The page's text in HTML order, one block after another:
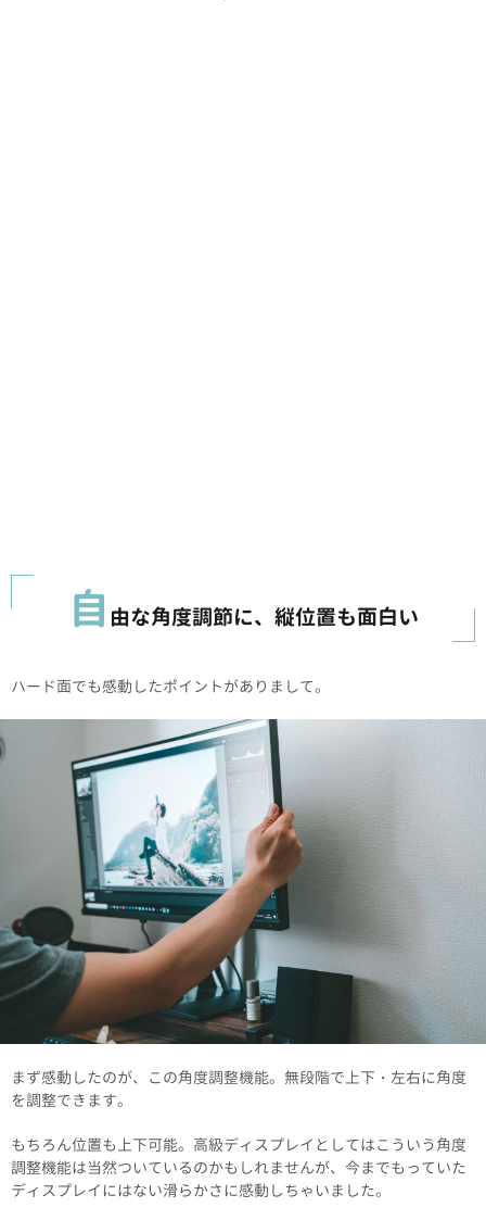
自 由な角度調節に、縦位置も面白い
ハード面でも感動したポイントがありまして。
まず感動したのが、この角度調整機能。無段階で上下・左右に角度
を調整できます。
もちろん位置も上下可能。高級ディスプレイとしてはこういう角度
調整機能は当然ついているのかもしれませんが、今までもっていた
ディスプレイにはない滑らかさに感動しちゃいました。